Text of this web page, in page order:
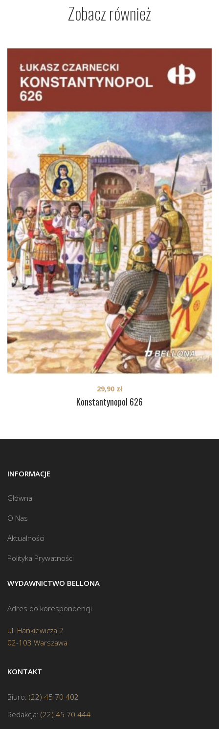
Zobacz również
Konstantynopol 626
29,90 zł
INFORMACJE
Główna
O Nas
Aktualności
Polityka Prywatności
WYDAWNICTWO BELLONA
Adres do korespondencji
ul. Hankiewicza 2
02-103 Warszawa
KONTAKT
Biuro: (22) 45 70 402
Redakcja: (22) 45 70 444